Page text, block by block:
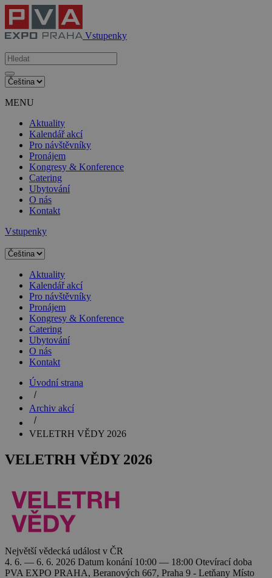
Vstupenky
MENU
Aktuality
Kalendář akcí
Pro návštěvníky
Pronájem
Kongresy & Konference
Catering
Ubytování
O nás
Kontakt
Vstupenky
Aktuality
Kalendář akcí
Pro návštěvníky
Pronájem
Kongresy & Konference
Catering
Ubytování
O nás
Kontakt
Úvodní strana
Archiv akcí
VELETRH VĚDY 2026
VELETRH VĚDY 2026
Největší vědecká událost v ČR
4. 6. — 6. 6. 2026 Datum konání 10:00 — 18:00 Otevírací doba
PVA EXPO PRAHA, Beranových 667, Praha 9 - Letňany Místo